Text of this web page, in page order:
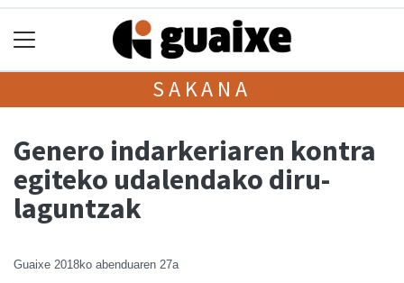
SAKANA
Genero indarkeriaren kontra
egiteko udalendako diru-
laguntzak
Guaixe 2018ko abenduaren 27a